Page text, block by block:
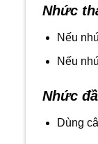
Nhức
Nếu
Nếu
Nhức
Dùng